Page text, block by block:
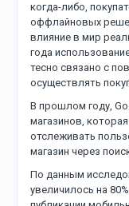
когда-либо,
оффлайновых
влияние в мир
года
тесно связано с
осуществлять
В прошлом году,
магазинов,
отслеживать
магазин через
По данным
увеличилось на